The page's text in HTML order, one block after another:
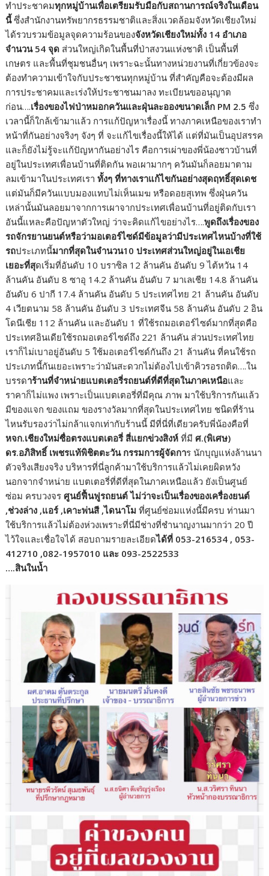
ทำประชาคมทุกหมู่บ้านเพื่อเตรียมรับมือกับสถานการณ์จริงในเดือน
นี้ซึ่งสำนักงานทรัพยากรธรรมชาติและสิ่งแวดล้อมจังหวัดเชียงใหม่
ได้รวบรวมข้อมูลจุดความร้อนของจังหวัดเชียงใหม่ทั้ง 14 อำเภอ
จำนวน 54 จุด ส่วนใหญ่เกิดในพื้นที่ป่าสงวนแห่งชาติ เป็นพื้นที่
เกษตร และพื้นที่ชุมชนอื่นๆ เพราะฉะนั้นทางหน่วยงานที่เกี่ยวข้องจะ
ต้องทำความเข้าใจกับประชาชนทุกหมู่บ้าน ที่สำคัญคือจะต้องมีผล
การประชาคมและเร่งให้ประชาชนมาลง ทะเบียนขออนุญาต
ก่อน….เรื่องของไฟป่าหมอกควันและฝุ่นละอองขนาดเล็ก PM 2.5 ซึ่ง
เวลานี้ก็ใกล้เข้ามาแล้ว การแก้ปัญหาเรื่องนี้ ทางภาคเหนือของเราทำ
หน้าที่กันอย่างจริงๆ จังๆ ที่ จะแก้ไขเรื่องนี้ให้ได้ แต่ที่มันเป็นอุปสรรค
และก็ยังไม่รู้จะแก้ปัญหากันอย่างไร คือการเผ่าของพี่น้องชาวบ้านที่
อยู่ในประเทศเพื่อนบ้านที่ติดกัน พอเผามากๆ ควันมันก็ลอยมาตาม
ลมเข้ามาในประเทศเราทั้งๆ ที่ทางเราแก้ไขกันอย่างสุดฤทธิ์สุดเดช
แต่มันก็มีควันแบบมองแทบไม่เห็นเมฆ หรือดอยสุเทพ ซึ่งฝุ่นควัน
เหล่านั้นมันลอยมาจากการเผาจากประเทศเพื่อนบ้านที่อยู่ติดกับเรา
อันนี้แหละคือปัญหาตัวใหญ่ ว่าจะคิดแก้ไขอย่างไร….พูดถึงเรื่องของ
รถจักรยานยนต์หรือว่ามอเตอร์ไซด์มีข้อมูลว่ามีประเทศไหนบ้างที่ใช้
รถประเภทนี้มากที่สุดในจำนวน10 ประเทศส่วนใหญ่อยู่ในเอเชีย
เยอะที่สุดเริ่มที่อันดับ 10 บราซิล 12 ล้านคัน อันดับ 9 ไต้หวัน 14
ล้านคัน อันดับ 8 ซาอุ 14.2 ล้านคัน อันดับ 7 มาเลเชีย 14.8 ล้านคัน
อันดับ 6 ปากี 17.4 ล้านคัน อันดับ 5 ประเทศไทย 21 ล้านคัน อันดับ
4 เวียตนาม 58 ล้านคัน อันดับ 3 ประเทศจีน 58 ล้านคัน อันดับ 2 อิน
โดนีเชีย 112 ล้านคัน และอันดับ 1 ที่ใช้รถมอเตอร์ไซด์มากที่สุดคือ
ประเทศอินเดียใช้รถมอเตอร์ไซด์ถึง 221 ล้านคัน ส่วนประเทศไทย
เราก็ไม่เบาอยู่อันดับ 5 ใช้มอเตอร์ไซด์กันถึง 21 ล้านคัน ที่คนใช้รถ
ประเภทนี้กันเยอะเพราะว่ามันสะดวกไม่ต้องไปเข้าคิวรอรถติด….ใน
บรรดาร้านที่จำหน่ายแบตเตอรี่รถยนต์ที่ดีที่สุดในภาคเหนือและ
ราคาก็ไม่แพง เพราะเป็นแบตเตอรี่ที่มีคุณ ภาพ มาใช้บริการกันแล้ว
มีของแจก ของแถม ของรางวัลมากที่สุดในประเทศไทย ชนิดที่ร้าน
ไหนรับรองว่าไม่กล้าแจกเท่ากับร้านนี้ มีที่นี่ที่เดียวครับพี่น้องคือที่
หจก.เชียงใหม่ซื่อตรงแบตเตอรี่ สี่แยกข่วงสิงห์ ที่มี ศ.(พิเศษ)
ดร.อภิสิทธิ์ เพชรแท้พิชิตตะวัน กรรมการผู้จัดการ นักบุญแห่งล้านนา
ตัวจริงเสียงจริง บริหารที่นี่ลูกค้ามาใช้บริการแล้วไม่เคยผิดหวัง
นอกจากจำหน่าย แบตเตอรี่ที่ดีที่สุดในภาคเหนือแล้ว ยังเป็นศูนย์
ซ่อม ครบวงจรศูนย์ฟื้นฟูรถยนต์ ไม่ว่าจะเป็นเรื่องของเครื่องยนต์
,ช่วงล่าง ,แอร์ ,เคาะพ่นสี ,ไดนาโม ที่ศูนย์ซ่อมแห่งนี้มีครบ ท่านมา
ใช้บริการแล้วไม่ต้องห่วงเพราะที่นี่มีช่างที่ชำนาญงานมากว่า 20 ปี
ไว้ใจและเชื่อใจได้ สอบถามรายละเอียดได้ที่ 053-216534 , 053-
412710 ,082-1957010 และ 093-2522533
….สินในน้ำ